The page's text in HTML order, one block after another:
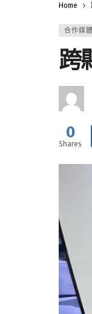
Home
合作媒體
跨
0
Shares